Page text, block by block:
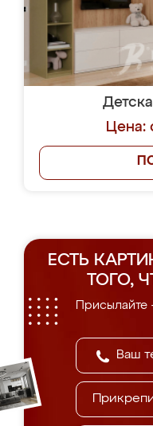
Цена:
ЕСТЬ
ТОГО,